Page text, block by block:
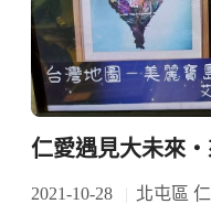
仁愛遇見大未來‧
2021-10-28 北屯區